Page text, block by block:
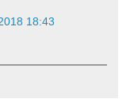
18:43